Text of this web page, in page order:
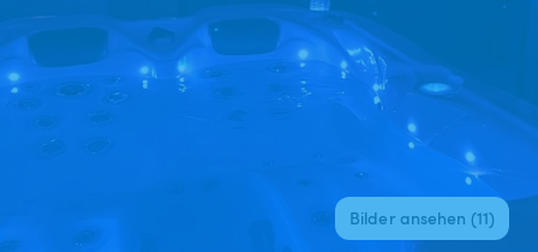
Bilder ansehen (11)